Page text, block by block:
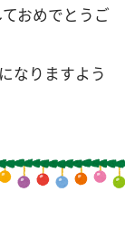
おめでとうご
なりますよう